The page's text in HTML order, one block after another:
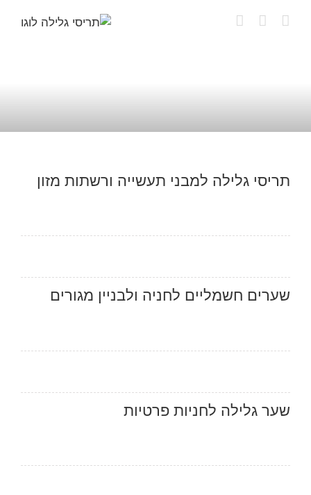
לתוכן
תריסי גלילה למבני תעשייה ורשתות מזון
שערים חשמליים לחניה ולבניין מגורים
שער גלילה לחניות פרטיות